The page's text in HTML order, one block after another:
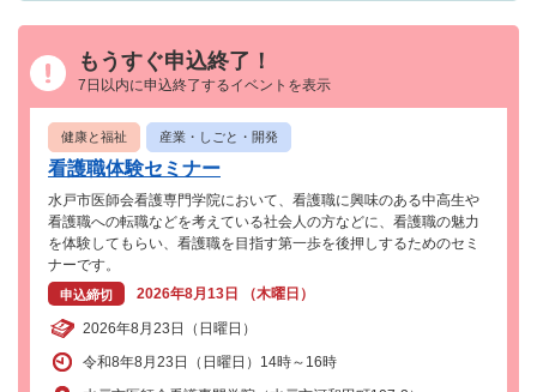
もうすぐ申込終了！
7日以内に申込終了するイベントを表示
健康と福祉 産業・しごと・開発
看護職体験セミナー
水戸市医師会看護専門学院において、看護職に興味のある中高生や
看護職への転職などを考えている社会人の方などに、看護職の魅力
を体験してもらい、看護職を目指す第一歩を後押しするためのセミ
ナーです。
申込締切 2026年8月13日 （木曜日）
2026年8月23日（日曜日）
令和8年8月23日（日曜日）14時～16時